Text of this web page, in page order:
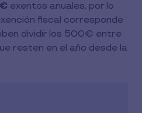
exentos anuales, por lo
fiscal corresponde
dividir los 500€ entre
resten en el año desde la